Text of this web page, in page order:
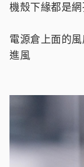
機殼下緣都是
電源倉上面的
進風